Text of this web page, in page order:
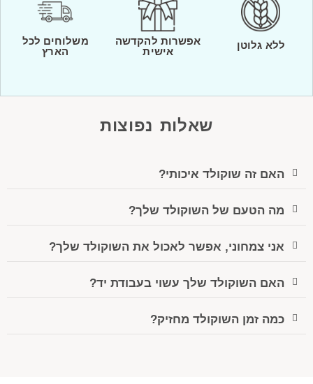
ללא גלוטן
אפשרות להקדשה
אישית
משלוחים לכל
הארץ
שאלות נפוצות
האם זה שוקולד איכותי?
מה הטעם של השוקולד שלך?
אני צמחוני, אפשר לאכול את השוקולד שלך?
האם השוקולד שלך עשוי בעבודת יד?
כמה זמן השוקולד מחזיק?